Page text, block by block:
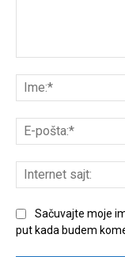
komentar:
Sačuvajte moje
put kada budem